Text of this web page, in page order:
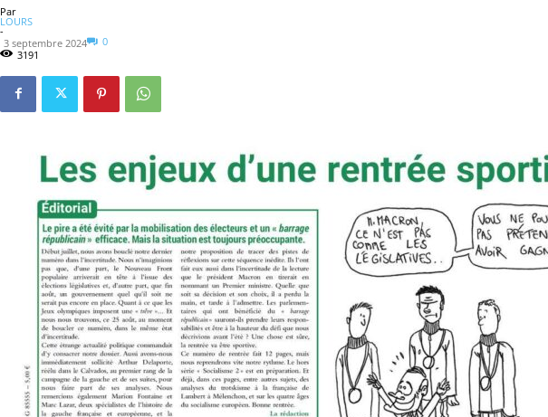
Par
LOURS
-
3 septembre 2024
0
3191